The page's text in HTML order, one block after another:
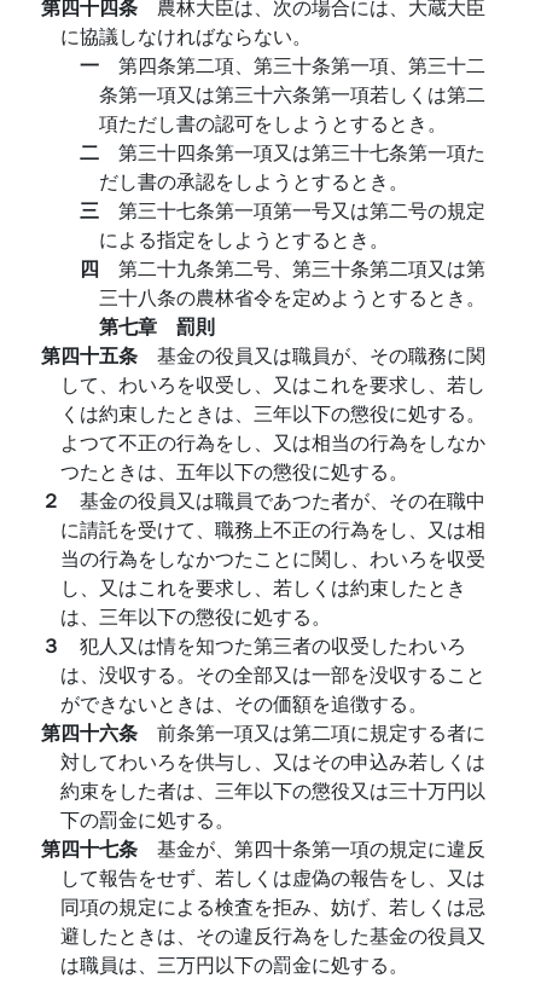
第四十四条 農林大臣は、次の場合には、大蔵大臣
に協議しなければならない。
一 第四条第二項、第三十条第一項、第三十二
条第一項又は第三十六条第一項若しくは第二
項ただし書の認可をしようとするとき。
二 第三十四条第一項又は第三十七条第一項た
だし書の承認をしようとするとき。
三 第三十七条第一項第一号又は第二号の規定
による指定をしようとするとき。
四 第二十九条第二号、第三十条第二項又は第
三十八条の農林省令を定めようとするとき。
第七章 罰則
第四十五条 基金の役員又は職員が、その職務に関
して、わいろを収受し、又はこれを要求し、若し
くは約束したときは、三年以下の懲役に処する。
よつて不正の行為をし、又は相当の行為をしなか
つたときは、五年以下の懲役に処する。
２ 基金の役員又は職員であつた者が、その在職中
に請託を受けて、職務上不正の行為をし、又は相
当の行為をしなかつたことに関し、わいろを収受
し、又はこれを要求し、若しくは約束したとき
は、三年以下の懲役に処する。
３ 犯人又は情を知つた第三者の収受したわいろ
は、没収する。その全部又は一部を没収すること
ができないときは、その価額を追徴する。
第四十六条 前条第一項又は第二項に規定する者に
対してわいろを供与し、又はその申込み若しくは
約束をした者は、三年以下の懲役又は三十万円以
下の罰金に処する。
第四十七条 基金が、第四十条第一項の規定に違反
して報告をせず、若しくは虚偽の報告をし、又は
同項の規定による検査を拒み、妨げ、若しくは忌
避したときは、その違反行為をした基金の役員又
は職員は、三万円以下の罰金に処する。